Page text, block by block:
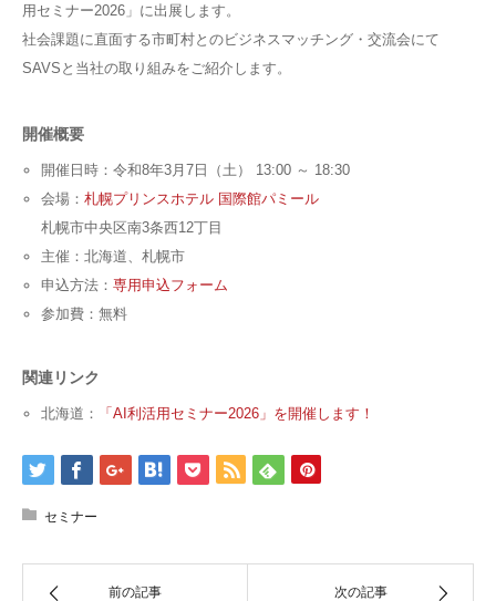
用セミナー2026」に出展します。
社会課題に直面する市町村とのビジネスマッチング・交流会にて
SAVSと当社の取り組みをご紹介します。
開催概要
開催日時：令和8年3月7日（土） 13:00 ～ 18:30
会場： 札幌プリンスホテル 国際館パミール
札幌市中央区南3条西12丁目
主催：北海道、札幌市
申込方法： 専用申込フォーム
参加費：無料
関連リンク
北海道： 「AI利活用セミナー2026」を開催します！
セミナー
前の記事 次の記事